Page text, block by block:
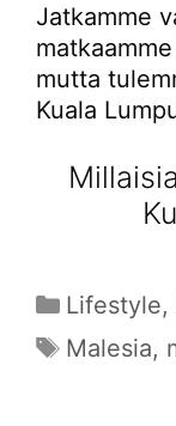
Jatkamme
mutta
Kuala
Lifestyle,
Malesia,